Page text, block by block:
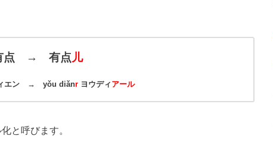
点 → 有点 儿
ィエン → yǒu diǎnrヨウディ アール
と呼びます。